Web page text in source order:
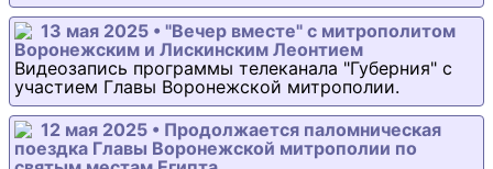
13 мая 2025 • "Вечер вместе" с митрополитом
Воронежским и Лискинским Леонтием
Видеозапись программы телеканала "Губерния" с
участием Главы Воронежской митрополии.
12 мая 2025 • Продолжается паломническая
поездка Главы Воронежской митрополии по